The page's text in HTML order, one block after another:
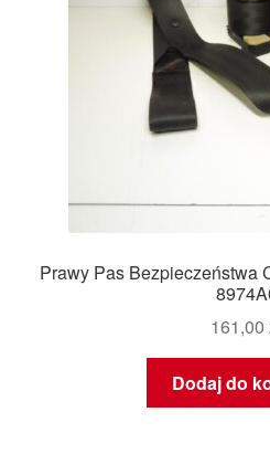
Prawy Pas Bezpieczeństwa
161,00
Dodaj do